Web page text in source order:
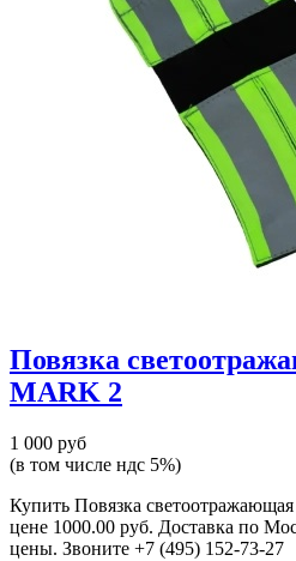
Повязка
MARK 2
1 000 руб
(в том числе ндс 5%)
Купить Повязка
цене 1000.00 руб. Доставка по
цены. Звоните +7 (495) 152-73-27